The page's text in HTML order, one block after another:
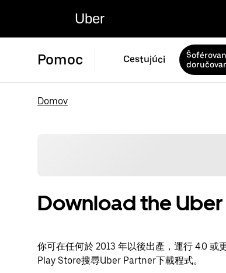
Uber
Pomoc Cestujúci
Domov
Download the
你可在任何於 2013 年以後出產，運行 4.0
Play Store搜尋Uber Partner下載程式。